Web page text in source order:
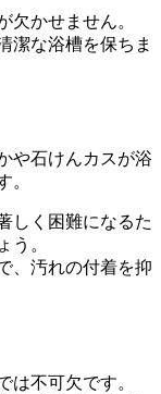
欠かせません。
潔な浴槽を保ちま
や石けんカスが浴
。
しく困難になるた
う。
、汚れの付着を抑
は不可欠です。